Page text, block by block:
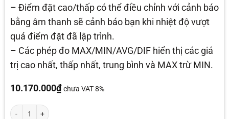
– Điểm đặt cao/thấp có thể điều chỉnh với cảnh báo
bằng âm thanh sẽ cảnh báo bạn khi nhiệt độ vượt
quá điểm đặt đã lập trình.
– Các phép đo MAX/MIN/AVG/DIF hiển thị các giá
trị cao nhất, thấp nhất, trung bình và MAX trừ MIN.
10.170.000₫ chưa VAT 8%
Nhiệt kế hồng ngoại Extech 42570 số lượng